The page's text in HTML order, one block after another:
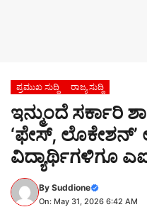
ಪ್ರಮುಖ ಸುದ್ದಿ ರಾಜ್ಯ ಸುದ್ದಿ
ಇನ್ಮುಂದೆ ಸರ್ಕಾರಿ
‘ಫೇಸ್,
ವಿದ್ಯಾರ್ಥಿಗಳಿಗೂ
By Suddione
On: May 31, 2026 6:42 AM